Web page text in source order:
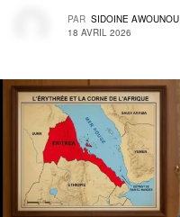
PAR SIDOINE AWOUNOU
18 AVRIL 2026